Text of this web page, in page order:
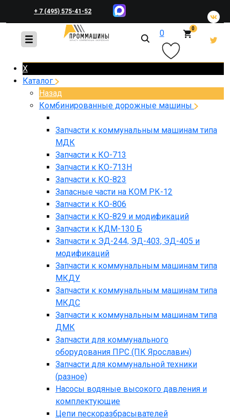
+ 7 (495) 575-41-52
+ 7 (495) 648-45-83 0 0
X
Каталог
Назад
Комбинированные дорожные машины
Запчасти к коммунальным машинам типа
МДК
Запчасти к КО-713
Запчасти к КО-713Н
Запчасти к КО-823
Запасные части на КОМ РК-12
Запчасти к КО-806
Запчасти к КО-829 и модификаций
Запчасти к КДМ-130 Б
Запчасти к ЭД-244, ЭД-403, ЭД-405 и
модификаций
Запчасти к коммунальным машинам типа
МКДУ
Запчасти к коммунальным машинам типа
МКДС
Запчасти к коммунальным машинам типа
ДМК
Запчасти для коммунального
оборудования ПРС (ПК Ярославич)
Запчасти для коммунальной техники
(разное)
Насосы водяные высокого давления и
комплектующие
Цепи пескоразбрасывателей